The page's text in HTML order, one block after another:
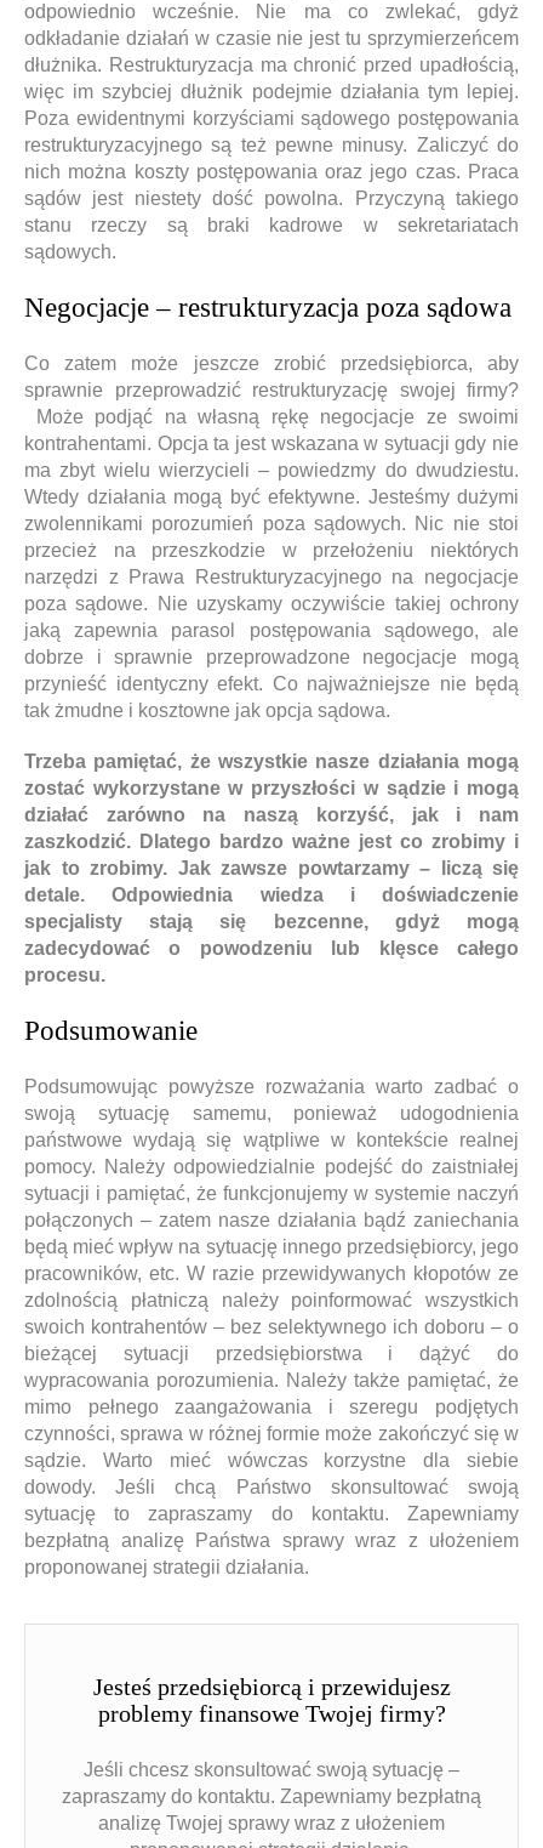
odpowiednio wcześnie. Nie ma co zwlekać, gdyż
odkładanie działań w czasie nie jest tu sprzymierzeńcem
dłużnika. Restrukturyzacja ma chronić przed upadłością,
więc im szybciej dłużnik podejmie działania tym lepiej.
Poza ewidentnymi korzyściami sądowego postępowania
restrukturyzacyjnego są też pewne minusy. Zaliczyć do
nich można koszty postępowania oraz jego czas. Praca
sądów jest niestety dość powolna. Przyczyną takiego
stanu rzeczy są braki kadrowe w sekretariatach
sądowych.
Negocjacje – restrukturyzacja poza sądowa
Co zatem może jeszcze zrobić przedsiębiorca, aby
sprawnie przeprowadzić restrukturyzację swojej firmy?
Może podjąć na własną rękę negocjacje ze swoimi
kontrahentami. Opcja ta jest wskazana w sytuacji gdy nie
ma zbyt wielu wierzycieli – powiedzmy do dwudziestu.
Wtedy działania mogą być efektywne. Jesteśmy dużymi
zwolennikami porozumień poza sądowych. Nic nie stoi
przecież na przeszkodzie w przełożeniu niektórych
narzędzi z Prawa Restrukturyzacyjnego na negocjacje
poza sądowe. Nie uzyskamy oczywiście takiej ochrony
jaką zapewnia parasol postępowania sądowego, ale
dobrze i sprawnie przeprowadzone negocjacje mogą
przynieść identyczny efekt. Co najważniejsze nie będą
tak żmudne i kosztowne jak opcja sądowa.
Trzeba pamiętać, że wszystkie nasze działania mogą
zostać wykorzystane w przyszłości w sądzie i mogą
działać zarówno na naszą korzyść, jak i nam
zaszkodzić. Dlatego bardzo ważne jest co zrobimy i
jak to zrobimy. Jak zawsze powtarzamy – liczą się
detale. Odpowiednia wiedza i doświadczenie
specjalisty stają się bezcenne, gdyż mogą
zadecydować o powodzeniu lub klęsce całego
procesu.
Podsumowanie
Podsumowując powyższe rozważania warto zadbać o
swoją sytuację samemu, ponieważ udogodnienia
państwowe wydają się wątpliwe w kontekście realnej
pomocy. Należy odpowiedzialnie podejść do zaistniałej
sytuacji i pamiętać, że funkcjonujemy w systemie naczyń
połączonych – zatem nasze działania bądź zaniechania
będą mieć wpływ na sytuację innego przedsiębiorcy, jego
pracowników, etc. W razie przewidywanych kłopotów ze
zdolnością płatniczą należy poinformować wszystkich
swoich kontrahentów – bez selektywnego ich doboru – o
bieżącej sytuacji przedsiębiorstwa i dążyć do
wypracowania porozumienia. Należy także pamiętać, że
mimo pełnego zaangażowania i szeregu podjętych
czynności, sprawa w różnej formie może zakończyć się w
sądzie. Warto mieć wówczas korzystne dla siebie
dowody. Jeśli chcą Państwo skonsultować swoją
sytuację to zapraszamy do kontaktu. Zapewniamy
bezpłatną analizę Państwa sprawy wraz z ułożeniem
proponowanej strategii działania.
Jesteś przedsiębiorcą i przewidujesz
problemy finansowe Twojej firmy?
Jeśli chcesz skonsultować swoją sytuację –
zapraszamy do kontaktu. Zapewniamy bezpłatną
analizę Twojej sprawy wraz z ułożeniem